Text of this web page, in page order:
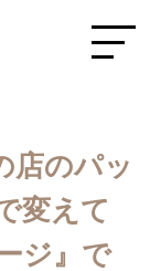
店のパッ
変えて
ジ』で